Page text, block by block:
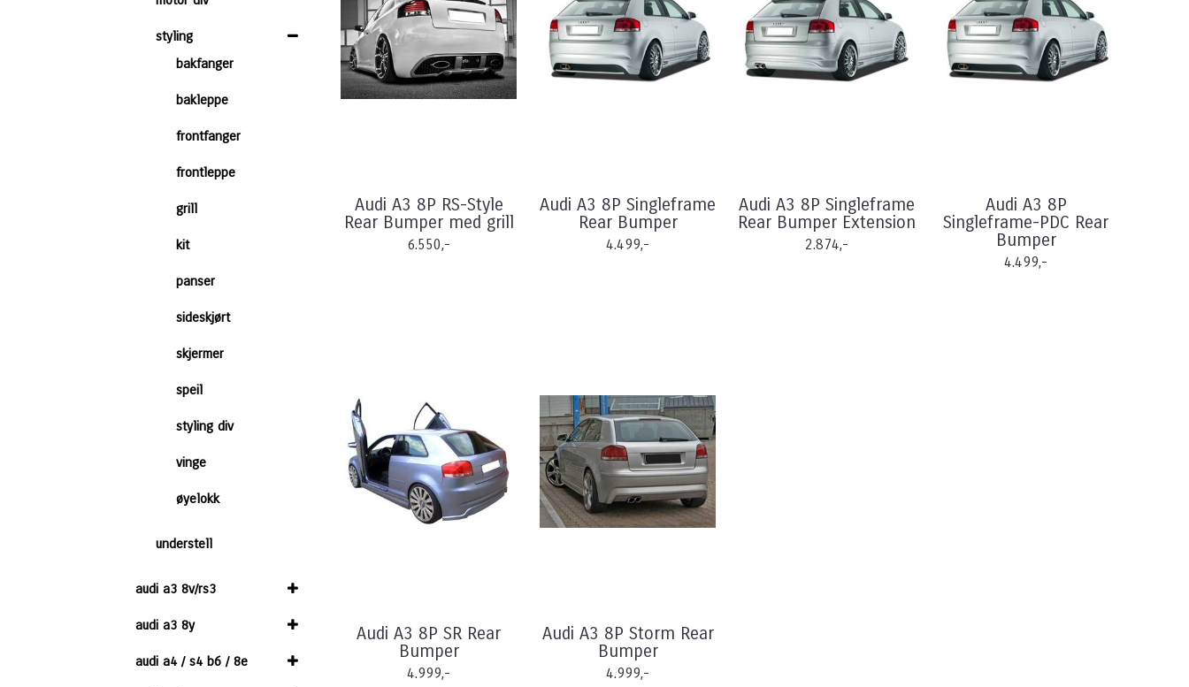
styling
bakfanger
bakleppe
frontfanger
frontleppe
grill
kit
panser
sideskjørt
skjermer
speil
styling div
vinge
øyelokk
understell
audi a3 8v/rs3
audi a3 8y
audi a4 / s4 b6 / 8e
Audi A3 8P RS-Style
Rear Bumper med grill
6.550,-
Audi A3 8P Singleframe
Rear Bumper
4.499,-
Audi A3 8P Singleframe
Rear Bumper Extension
2.874,-
Audi A3 8P
Singleframe-PDC Rear
Bumper
4.499,-
Audi A3 8P SR Rear
Bumper
4.999,-
Audi A3 8P Storm Rear
Bumper
4.999,-